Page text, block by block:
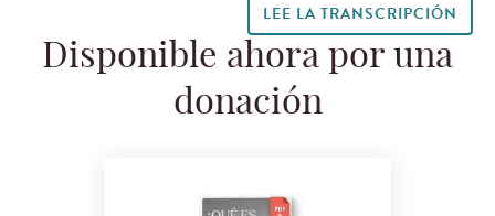
LEE LA TRANSCRIPCIÓN
Disponible ahora por una
donación